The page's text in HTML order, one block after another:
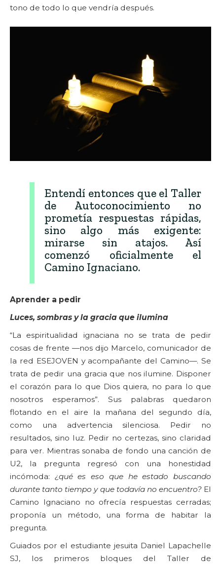
tono de todo lo que vendría después.
Entendí entonces que el Taller
de Autoconocimiento no
prometía respuestas rápidas,
sino algo más exigente:
mirarse sin atajos. Así
comenzó oficialmente el
Camino Ignaciano.
Aprender a pedir
Luces, sombras y la gracia que ilumina
“La espiritualidad ignaciana no se trata de pedir
cosas de frente —nos dijo Marcelo, comunicador de
la red ESEJOVEN y acompañante del Camino—. Se
trata de pedir una gracia que nos ilumine. Disponer
el corazón para lo que Dios quiera, no para lo que
nosotros esperamos”. Sus palabras quedaron
flotando en el aire la mañana del segundo día,
como una advertencia silenciosa. Pedir no
resultados, sino luz. Pedir no certezas, sino claridad
para ver. Mientras sonaba de fondo una canción de
U2, la pregunta regresó con una honestidad
incómoda: ¿qué es eso que he estado buscando
durante tanto tiempo y que todavía no encuentro?El
Camino Ignaciano no ofrecía respuestas cerradas;
proponía un método, una forma de habitar la
pregunta.
Guiados por el estudiante jesuita Daniel Lapachelle
SJ, los primeros bloques del Taller de